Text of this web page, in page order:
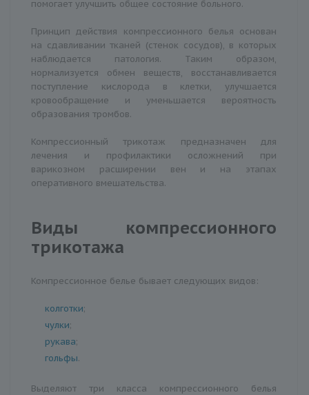
помогает улучшить общее состояние больного.
Принцип действия компрессионного белья основан
на сдавливании тканей (стенок сосудов), в которых
наблюдается патология. Таким образом,
нормализуется обмен веществ, восстанавливается
поступление кислорода в клетки, улучшается
кровообращение и уменьшается вероятность
образования тромбов.
Компрессионный трикотаж предназначен для
лечения и профилактики осложнений при
варикозном расширении вен и на этапах
оперативного вмешательства.
Виды компрессионного
трикотажа
Компрессионное белье бывает следующих видов:
колготки;
чулки;
рукава;
гольфы.
Выделяют три класса компрессионного белья